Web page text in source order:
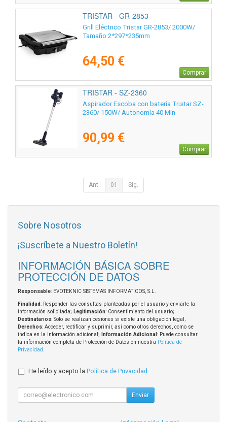
TRISTAR - GR-2853
Grill Eléctrico Tristar GR-2853/ 2000W/
Tamaño 2*297*235mm
64,50 €
Comprar
TRISTAR - SZ-2360
Aspirador Escoba con batería Tristar SZ-
2360/ 150W/ Autonomía 40 Min
90,99 €
Comprar
Ant. 01 Sig.
Sobre Nosotros
¡Suscríbete a Nuestro Boletín!
INFORMACIÓN BÁSICA SOBRE
PROTECCIÓN DE DATOS
Responsable: EVOTEKNIC SISTEMAS INFORMATICOS, S.L.
Finalidad: Responder las consultas planteadas por el usuario y enviarle la
información solicitada; Legitimación: Consentimiento del usuario;
Destinatarios: Solo se realizan cesiones si existe una obligación legal;
Derechos: Acceder, rectificar y suprimir, así como otros derechos, como se
indica en la información adicional;
Información Adicional : Puede consultar
la información completa de Protección de Datos en nuestra Política de
Privacidad
He leído y acepto la Política de Privacidad
Enviar